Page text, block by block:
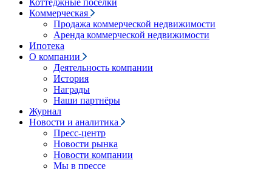
Коттеджные поселки
Коммерческая
Продажа коммерческой недвижимости
Аренда коммерческой недвижимости
Ипотека
О компании
Деятельность компании
История
Награды
Наши партнёры
Журнал
Новости и аналитика
Пресс-центр
Новости рынка
Новости компании
Мы в прессе